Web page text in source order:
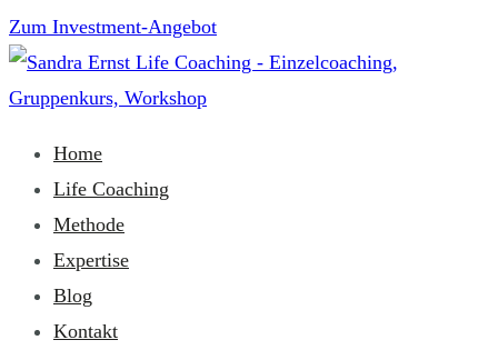
Zum
Inhalt
springen
Zum Investment-Angebot
Sandra Ernst Life Coaching
Home
Life Coaching
Methode
Expertise
Blog
Kontakt